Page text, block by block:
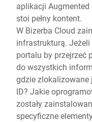
aplikacji
stoi pełny kontent.
W Bizerba Cloud
infrastrukturą.
portalu by przejrzeć
do wszystkich
gdzie zlokalizowane
ID? Jakie
zostały
specyficzne